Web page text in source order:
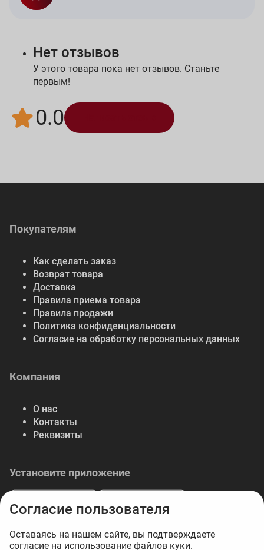
Нет отзывов
У этого товара пока нет отзывов. Станьте
первым!
0.0
Покупателям
Как сделать заказ
Возврат товара
Доставка
Правила приема товара
Правила продажи
Политика конфиденциальности
Согласие на обработку персональных данных
Компания
О нас
Контакты
Реквизиты
Установите приложение
Согласие пользователя
Оставаясь на нашем сайте, вы подтверждаете
согласие на использование файлов куки.